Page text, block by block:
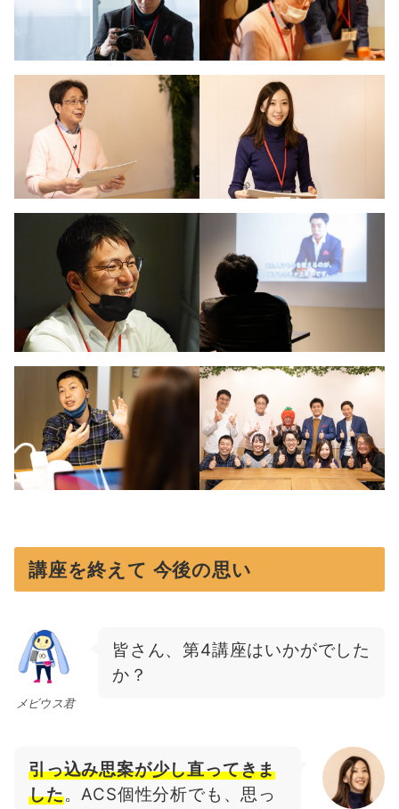
講座を終えて 今後の思い
メビウス君
皆さん、第4講座はいかがでした
か？
引っ込み思案が少し直ってきま
した。ACS個性分析でも、思っ